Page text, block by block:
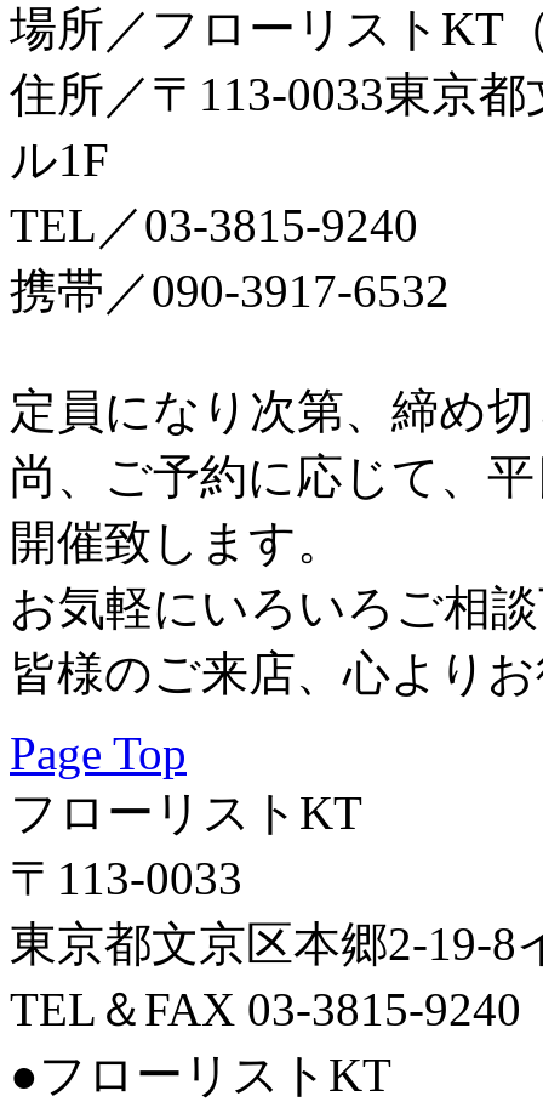
場所／フローリストKT
住所／〒113-0033東京
ル1F
TEL／03‐3815‐9240
携帯／090-3917-6532
定員になり次第、締め
尚、ご予約に応じて、
開催致します。
お気軽にいろいろご相
皆様のご来店、心より
Page Top
フローリストKT
〒113-0033
東京都文京区本郷2-19-8
TEL＆FAX 03-3815-9240
●フローリストKT